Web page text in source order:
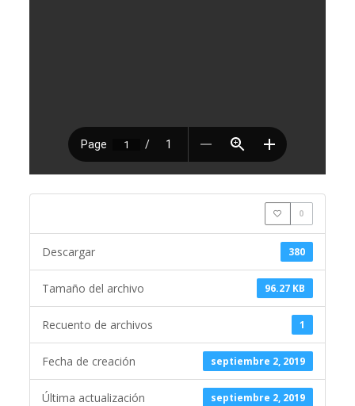
0
380
Descargar
96.27 KB
Tamaño del archivo
1
Recuento de archivos
septiembre 2, 2019
Fecha de creación
septiembre 2, 2019
Última actualización